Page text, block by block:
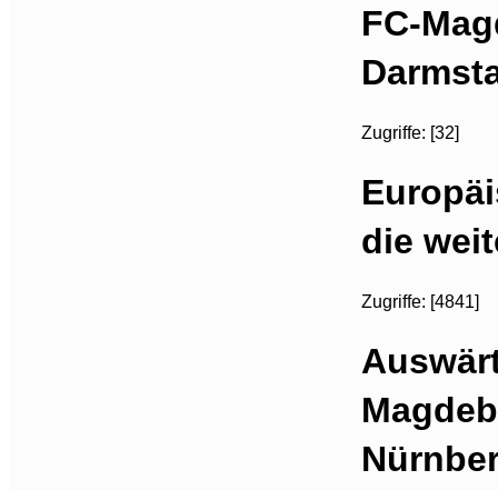
FC-
Zugriffe: [32]
die
Zugriffe: [4841]